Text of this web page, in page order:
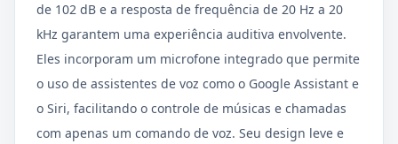
de 102 dB e a resposta de frequência de 20 Hz a 20
kHz garantem uma experiência auditiva envolvente.
Eles incorporam um microfone integrado que permite
o uso de assistentes de voz como o Google Assistant e
o Siri, facilitando o controle de músicas e chamadas
com apenas um comando de voz. Seu design leve e